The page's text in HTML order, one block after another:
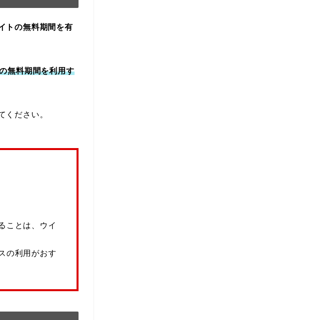
トの無料期間を有
無料期間を利用す
ください。
ことは、ウイ
の利用がおす